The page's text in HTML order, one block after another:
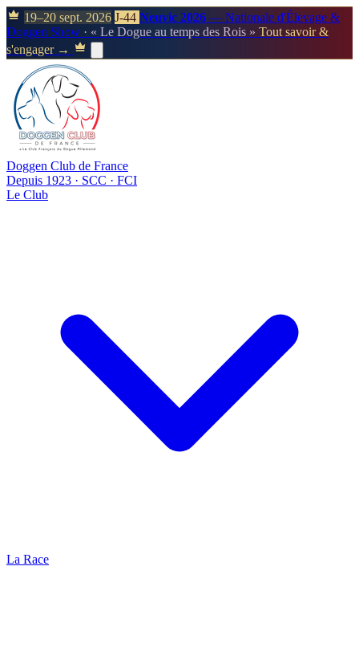
19–20 sept. 2026 J-44 Neuvic 2026 — Nationale d'Élevage &
Doggen Show · « Le Dogue au temps des Rois » Tout savoir &
s'engager →
Doggen Club de France
Depuis 1923 · SCC · FCI
Le Club
La Race